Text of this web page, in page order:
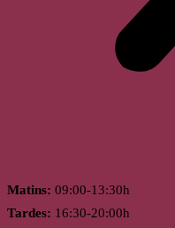
Matins: 09:00-13:30h
Tardes: 16:30-20:00h